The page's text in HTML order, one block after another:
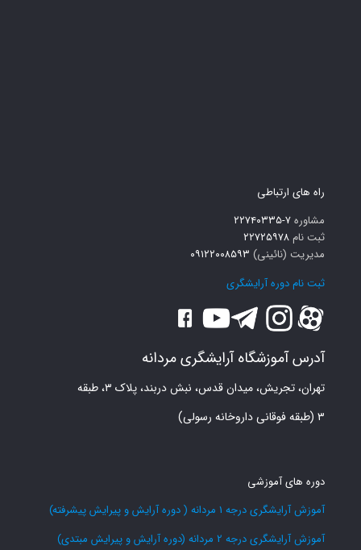
راه های ارتباطی
مشاوره۷-۲۲۷۴۰۳۳۵
ثبت نام ۲۲۷۲۵۹۷۸
مدیریت (نائینی) ۰۹۱۲۲۰۰۸۵۹۳
ثبت نام دوره آرایشگری
آدرس آموزشگاه آرایشگری مردانه
تهران، تجریش، میدان قدس، نبش دربند، پلاک ۳، طبقه
۳ (طبقه فوقانی داروخانه رسولی)
دوره های آموزشی
آموزش آرایشگری درجه 1 مردانه ( دوره آرایش و پیرایش پیشرفته)
آموزش آرایشگری درجه 2 مردانه (دوره آرایش و پیرایش مبتدی)